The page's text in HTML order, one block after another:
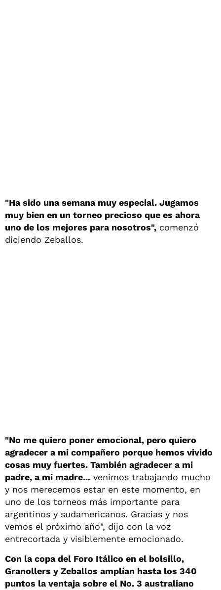
"Ha sido una semana muy especial. Jugamos
muy bien en un torneo precioso que es ahora
uno de los mejores para nosotros", comenzó
diciendo Zeballos.
"No me quiero poner emocional, pero quiero
agradecer a mi compañero porque hemos vivido
cosas muy fuertes. También agradecer a mi
padre, a mi madre... venimos trabajando mucho
y nos merecemos estar en este momento, en
uno de los torneos más importante para
argentinos y sudamericanos. Gracias y nos
vemos el próximo año", dijo con la voz
entrecortada y visiblemente emocionado.
Con la copa del Foro Itálico en el bolsillo,
Granollers y Zeballos amplían hasta los 340
puntos la ventaja sobre el No. 3 australiano